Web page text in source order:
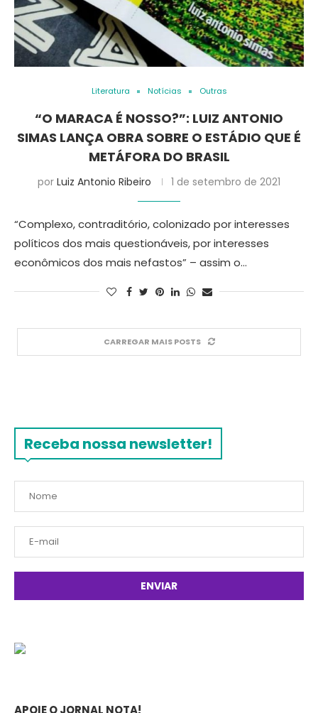
Literatura Notícias Outras
“O MARACA É NOSSO?”: LUIZ ANTONIO
SIMAS LANÇA OBRA SOBRE O ESTÁDIO QUE É
METÁFORA DO BRASIL
por Luiz Antonio Ribeiro 1 de setembro de 2021
“Complexo, contraditório, colonizado por interesses
políticos dos mais questionáveis, por interesses
econômicos dos mais nefastos” – assim o…
CARREGAR MAIS POSTS
Receba nossa newsletter!
APOIE O JORNAL NOTA!